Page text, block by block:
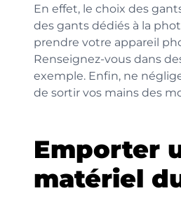
En effet, le choix des
des gants dédiés à la
prendre votre appareil
Renseignez-vous dans
exemple. Enfin, ne
de sortir vos mains des
Emporter
matériel